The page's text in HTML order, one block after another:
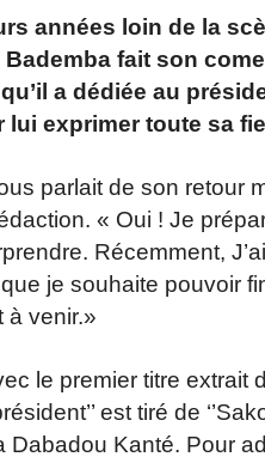
années loin de la
fait son
a dédiée au
exprimer toute sa
parlait de son retour
« Oui ! Je
Récemment,
je souhaite pouvoir
à venir.»
le premier titre extrait
est tiré de
Kanté. Pour